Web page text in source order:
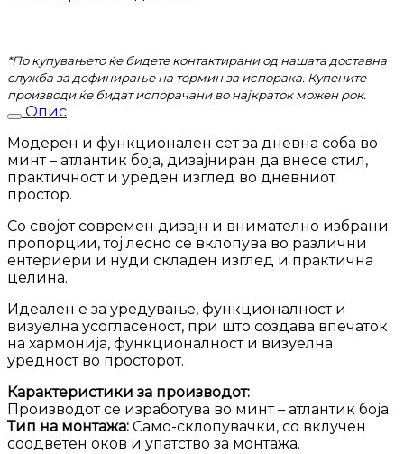
*По купувањето ќе бидете контактирани од нашата доставна
служба за дефинирање на термин за испорака. Купените
производи ќе бидат испорачани во најкраток можен рок.
Опис
Модерен и функционален сет за дневна соба во
минт – атлантик боја, дизајниран да внесе стил,
практичност и уреден изглед во дневниот
простор.
Со својот современ дизајн и внимателно избрани
пропорции, тој лесно се вклопува во различни
ентериери и нуди складен изглед и практична
целина.
Идеален е за уредување, функционалност и
визуелна усогласеност, при што создава впечаток
на хармонија, функционалност и визуелна
уредност во просторот.
Карактеристики за производот:
Производот се изработува во минт – атлантик боја.
Тип на монтажа: Само-склопувачки, со вклучен
соодветен оков и упатство за монтажа.